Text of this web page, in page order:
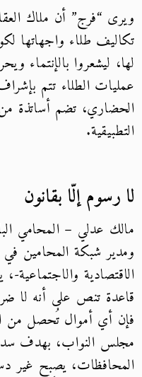
ويرى “فرج” أن ملاك
تكاليف طلاء واجهاتها
لها، ليشعروا بالإنتماء
عمليات الطلاء تتم
الحضاري، تضم أساتذة من
التطبيقية.
لا رسوم إلّا بقانون
مالك عدلي – المحامي
ومدير شبكة المحامين
الاقتصادية
قاعدة تنص على أنه لا
فإن أي أموال تُحصل من
مجلس النواب، بهدف سد
المحافظات، يصبح غير